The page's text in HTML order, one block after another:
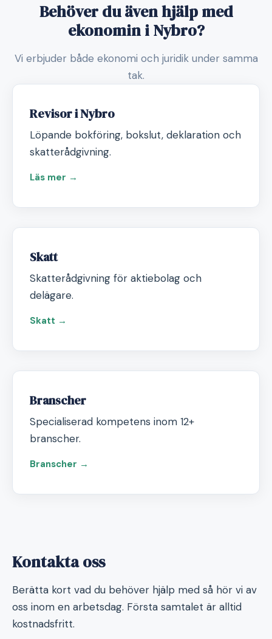
Behöver du även hjälp med
ekonomin i Nybro?
Vi erbjuder både ekonomi och juridik under samma
tak.
Revisor i Nybro
Löpande bokföring, bokslut, deklaration och
skatterådgivning.
Läs mer →
Skatt
Skatterådgivning för aktiebolag och
delägare.
Skatt →
Branscher
Specialiserad kompetens inom 12+
branscher.
Branscher →
Kontakta oss
Berätta kort vad du behöver hjälp med så hör vi av
oss inom en arbetsdag. Första samtalet är alltid
kostnadsfritt.